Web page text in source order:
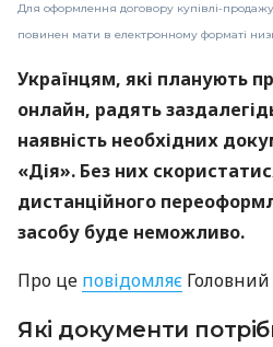
Для оформлення договору купівлі-
повинен мати в електронному форматі
Українцям, які планують
онлайн, радять
наявність необхідних
«Дія». Без них
дистанційного
засобу буде неможливо.
Про це повідомляє
Які документи